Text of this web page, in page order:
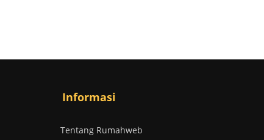
Informasi
Tentang Rumahweb